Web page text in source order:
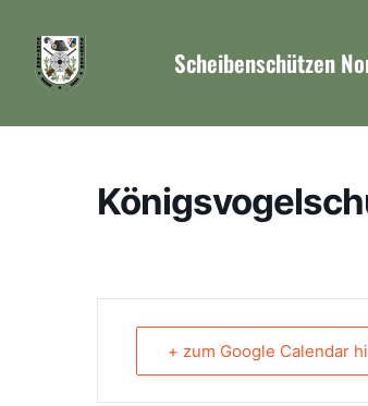
Scheibenschützen
+ zum Google Calendar